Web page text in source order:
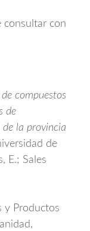
consultar con
compuestos
de
de la provincia
de
E.; Sales
y Productos